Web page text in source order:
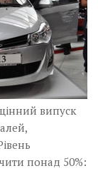
випуск
понад 50%: